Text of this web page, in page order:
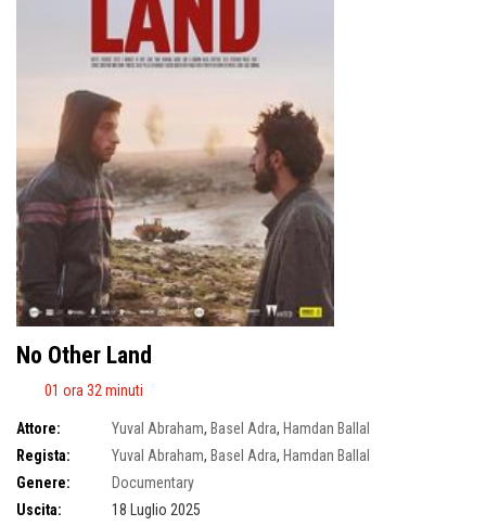
No Other Land
01 ora 32 minuti
Attore: Yuval Abraham, Basel Adra, Hamdan Ballal
Regista:
Yuval Abraham, Basel Adra, Hamdan Ballal
Genere:
Documentary
Uscita:
18 Luglio 2025